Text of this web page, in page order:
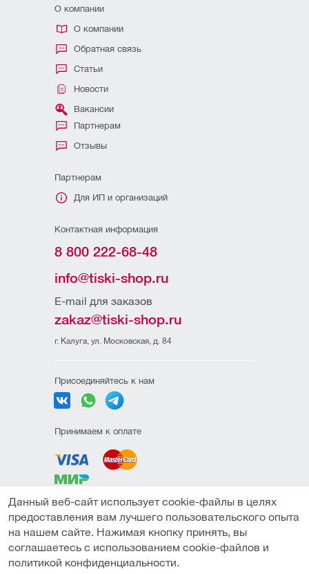
Под заказ
О компании
О компании
Обратная связь
Статьи
Новости
Вакансии
Партнерам
Отзывы
Партнерам
Для ИП и организаций
Контактная информация
8 800 222-68-48
info@tiski-shop.ru
E-mail для заказов
zakaz@tiski-shop.ru
г. Калуга, ул. Московская, д. 84
Присоединяйтесь к нам
Принимаем к оплате
конфиденциальности
соглашение
Публичная оферта
Данный веб-сайт использует cookie-файлы в целях
предоставления вам лучшего пользовательского опыта
на нашем сайте. Нажимая кнопку принять, вы
соглашаетесь с использованием cookie-файлов и
политикой конфиденциальности.